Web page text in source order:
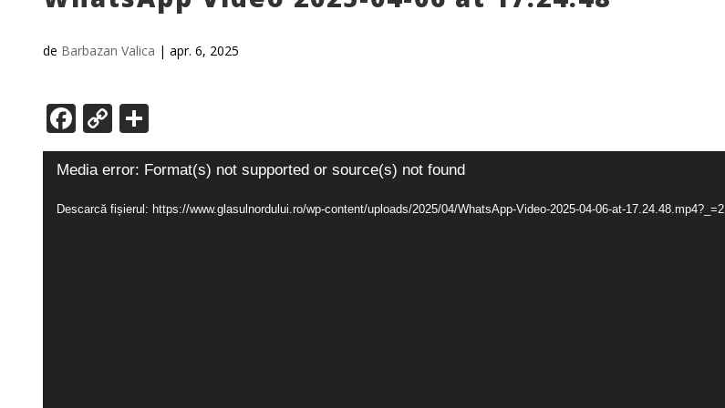
de Barbazan Valica |apr. 6, 2025
Facebook
Copy
Link
Player
video
Media error: Format(s) not supported or source(s) not found
Descarcă fișierul: https://www.glasulnordului.ro/wp-content/uploads/2025/04/WhatsApp-Video-2025-04-06-at-17.24.48.mp4?_=2